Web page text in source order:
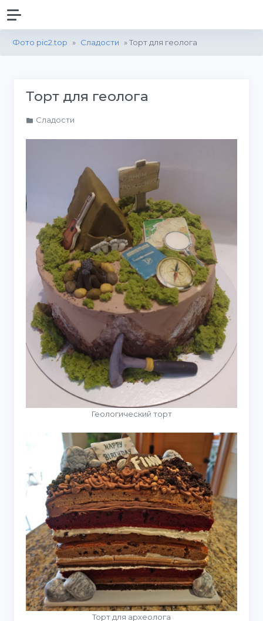
Фото pic2.top » Сладости » Торт для геолога
Торт для геолога
Сладости
Геологический торт
Торт для археолога